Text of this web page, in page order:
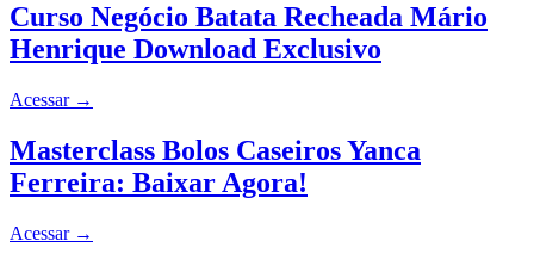
Curso Negócio Batata Recheada Mário
Henrique Download Exclusivo
Acessar →
Masterclass Bolos Caseiros Yanca
Ferreira: Baixar Agora!
Acessar →